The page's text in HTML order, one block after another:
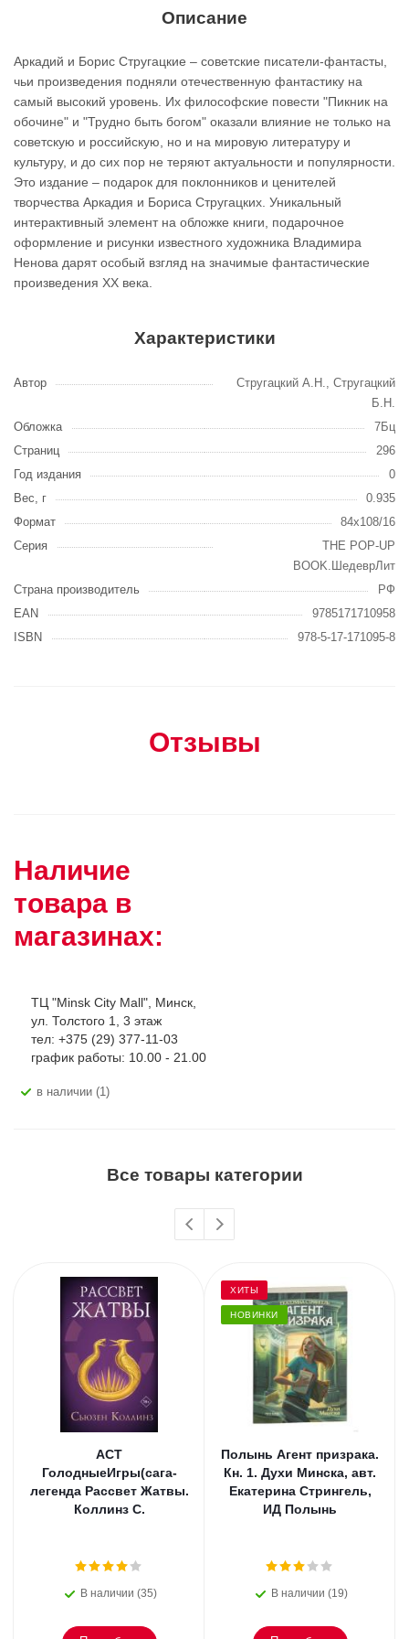
Описание
Аркадий и Борис Стругацкие – советские писатели-фантасты,
чьи произведения подняли отечественную фантастику на
самый высокий уровень. Их философские повести "Пикник на
обочине" и "Трудно быть богом" оказали влияние не только на
советскую и российскую, но и на мировую литературу и
культуру, и до сих пор не теряют актуальности и популярности.
Это издание – подарок для поклонников и ценителей
творчества Аркадия и Бориса Стругацких. Уникальный
интерактивный элемент на обложке книги, подарочное
оформление и рисунки известного художника Владимира
Ненова дарят особый взгляд на значимые фантастические
произведения XX века.
Характеристики
Автор
Стругацкий А.Н., Стругацкий
Б.Н.
Обложка
7Бц
Страниц
296
Год издания
0
Вес, г
0.935
Формат
84x108/16
Серия
THE POP-UP
BOOK.ШедеврЛит
Страна производитель
РФ
EAN
9785171710958
ISBN
978-5-17-171095-8
Отзывы
Наличие
товара в
магазинах:
ТЦ "Minsk City Mall", Минск,
ул. Толстого 1, 3 этаж
тел: +375 (29) 377-11-03
график работы: 10.00 - 21.00
В наличии (1)
Все товары категории
АСТ
ГолодныеИгры(сага-
легенда Рассвет Жатвы.
Коллинз С.
В наличии (35)
ХИТЫ
НОВИНКИ
Полынь Агент призрака.
Кн. 1. Духи Минска, авт.
Екатерина Стрингель,
ИД Полынь
В наличии (19)